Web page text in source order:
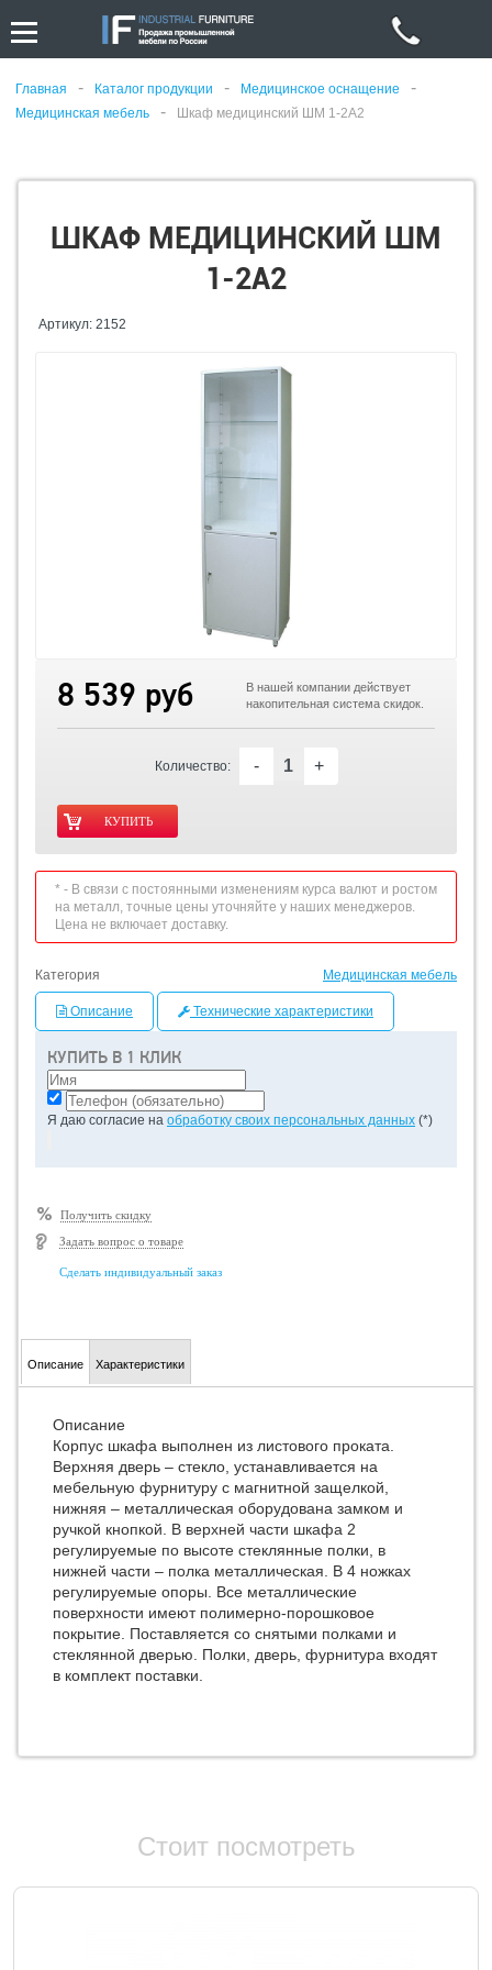
Главная - Каталог продукции - Медицинское оснащение -
Медицинская мебель - Шкаф медицинский ШМ 1-2А2
ШКАФ МЕДИЦИНСКИЙ ШМ
1-2А2
Артикул: 2152
КУПИТЬ В 1 КЛИК
Я даю согласие на обработку своих персональных данных (*)
Получить скидку
Задать вопрос о товаре
Сделать индивидуальный заказ
8 539 руб
В нашей компании действует
накопительная система скидок.
Количество: - +
* - В связи с постоянными изменениям курса валют и ростом
на металл, точные цены уточняйте у наших менеджеров.
Цена не включает доставку.
Категория Медицинская мебель
Описание Технические характеристики
Описание Характеристики
Описание
Корпус шкафа выполнен из листового проката.
Верхняя дверь – стекло, устанавливается на
мебельную фурнитуру с магнитной защелкой,
нижняя – металлическая оборудована замком и
ручкой кнопкой. В верхней части шкафа 2
регулируемые по высоте стеклянные полки, в
нижней части – полка металлическая. В 4 ножках
регулируемые опоры. Все металлические
поверхности имеют полимерно-порошковое
покрытие. Поставляется со снятыми полками и
стеклянной дверью. Полки, дверь, фурнитура входят
в комплект поставки.
Стоит посмотреть